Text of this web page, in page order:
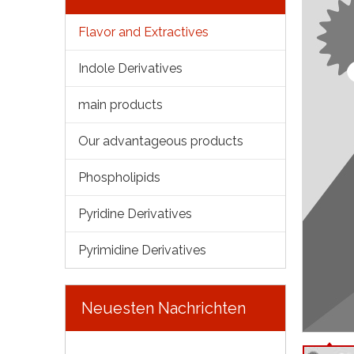
Flavor and Extractives
Indole Derivatives
main products
Our advantageous products
Phospholipids
Pyridine Derivatives
Pyrimidine Derivatives
Neuesten Nachrichten